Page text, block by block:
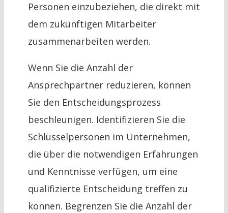
Personen einzubeziehen, die direkt mit
dem zukünftigen Mitarbeiter
zusammenarbeiten werden.
Wenn Sie die Anzahl der
Ansprechpartner reduzieren, können
Sie den Entscheidungsprozess
beschleunigen. Identifizieren Sie die
Schlüsselpersonen im Unternehmen,
die über die notwendigen Erfahrungen
und Kenntnisse verfügen, um eine
qualifizierte Entscheidung treffen zu
können. Begrenzen Sie die Anzahl der